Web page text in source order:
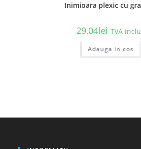
Inimioara plexic cu
29,04lei TVA
Adauga in cos